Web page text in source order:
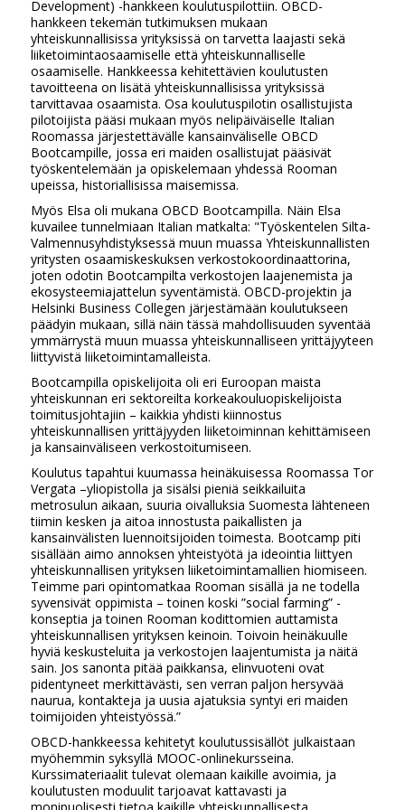
Development) -hankkeen koulutuspilottiin. OBCD-
hankkeen tekemän tutkimuksen mukaan
yhteiskunnallisissa yrityksissä on tarvetta laajasti sekä
liiketoimintaosaamiselle että yhteiskunnalliselle
osaamiselle. Hankkeessa kehitettävien koulutusten
tavoitteena on lisätä yhteiskunnallisissa yrityksissä
tarvittavaa osaamista. Osa koulutuspilotin osallistujista
pilotoijista pääsi mukaan myös nelipäiväiselle Italian
Roomassa järjestettävälle kansainväliselle OBCD
Bootcampille, jossa eri maiden osallistujat pääsivät
työskentelemään ja opiskelemaan yhdessä Rooman
upeissa, historiallisissa maisemissa.
Myös Elsa oli mukana OBCD Bootcampilla. Näin Elsa
kuvailee tunnelmiaan Italian matkalta: "Työskentelen Silta-
Valmennusyhdistyksessä muun muassa Yhteiskunnallisten
yritysten osaamiskeskuksen verkostokoordinaattorina,
joten odotin Bootcampilta verkostojen laajenemista ja
ekosysteemiajattelun syventämistä. OBCD-projektin ja
Helsinki Business Collegen järjestämään koulutukseen
päädyin mukaan, sillä näin tässä mahdollisuuden syventää
ymmärrystä muun muassa yhteiskunnalliseen yrittäjyyteen
liittyvistä liiketoimintamalleista.
Bootcampilla opiskelijoita oli eri Euroopan maista
yhteiskunnan eri sektoreilta korkeakouluopiskelijoista
toimitusjohtajiin – kaikkia yhdisti kiinnostus
yhteiskunnallisen yrittäjyyden liiketoiminnan kehittämiseen
ja kansainväliseen verkostoitumiseen.
Koulutus tapahtui kuumassa heinäkuisessa Roomassa Tor
Vergata –yliopistolla ja sisälsi pieniä seikkailuita
metrosulun aikaan, suuria oivalluksia Suomesta lähteneen
tiimin kesken ja aitoa innostusta paikallisten ja
kansainvälisten luennoitsijoiden toimesta. Bootcamp piti
sisällään aimo annoksen yhteistyötä ja ideointia liittyen
yhteiskunnallisen yrityksen liiketoimintamallien hiomiseen.
Teimme pari opintomatkaa Rooman sisällä ja ne todella
syvensivät oppimista – toinen koski ”social farming” -
konseptia ja toinen Rooman kodittomien auttamista
yhteiskunnallisen yrityksen keinoin. Toivoin heinäkuulle
hyviä keskusteluita ja verkostojen laajentumista ja näitä
sain. Jos sanonta pitää paikkansa, elinvuoteni ovat
pidentyneet merkittävästi, sen verran paljon hersyvää
naurua, kontakteja ja uusia ajatuksia syntyi eri maiden
toimijoiden yhteistyössä.”
OBCD-hankkeessa kehitetyt koulutussisällöt julkaistaan
myöhemmin syksyllä MOOC-onlinekursseina.
Kurssimateriaalit tulevat olemaan kaikille avoimia, ja
koulutusten moduulit tarjoavat kattavasti ja